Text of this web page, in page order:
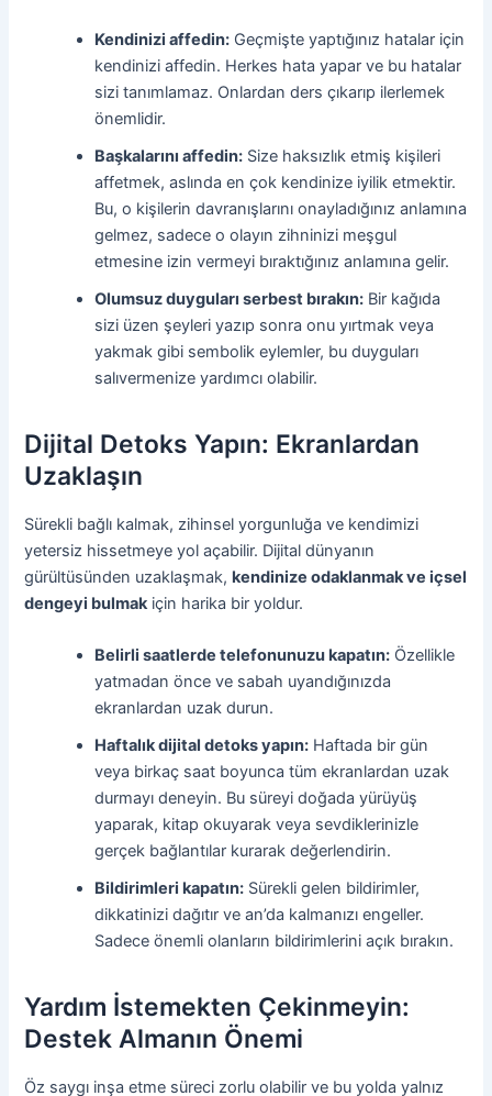
Kendinizi affedin: Geçmişte yaptığınız hatalar için
kendinizi affedin. Herkes hata yapar ve bu hatalar
sizi tanımlamaz. Onlardan ders çıkarıp ilerlemek
önemlidir.
Başkalarını affedin: Size haksızlık etmiş kişileri
affetmek, aslında en çok kendinize iyilik etmektir.
Bu, o kişilerin davranışlarını onayladığınız anlamına
gelmez, sadece o olayın zihninizi meşgul
etmesine izin vermeyi bıraktığınız anlamına gelir.
Olumsuz duyguları serbest bırakın: Bir kağıda
sizi üzen şeyleri yazıp sonra onu yırtmak veya
yakmak gibi sembolik eylemler, bu duyguları
salıvermenize yardımcı olabilir.
Dijital Detoks Yapın: Ekranlardan
Uzaklaşın
Sürekli bağlı kalmak, zihinsel yorgunluğa ve kendimizi
yetersiz hissetmeye yol açabilir. Dijital dünyanın
gürültüsünden uzaklaşmak,kendinize odaklanmak ve içsel
dengeyi bulmak için harika bir yoldur.
Belirli saatlerde telefonunuzu kapatın: Özellikle
yatmadan önce ve sabah uyandığınızda
ekranlardan uzak durun.
Haftalık dijital detoks yapın: Haftada bir gün
veya birkaç saat boyunca tüm ekranlardan uzak
durmayı deneyin. Bu süreyi doğada yürüyüş
yaparak, kitap okuyarak veya sevdiklerinizle
gerçek bağlantılar kurarak değerlendirin.
Bildirimleri kapatın: Sürekli gelen bildirimler,
dikkatinizi dağıtır ve an’da kalmanızı engeller.
Sadece önemli olanların bildirimlerini açık bırakın.
Yardım İstemekten Çekinmeyin:
Destek Almanın Önemi
Öz saygı inşa etme süreci zorlu olabilir ve bu yolda yalnız